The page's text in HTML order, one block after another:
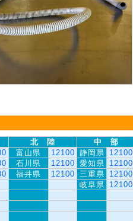
北 陸
中 部
富山県 12100 静岡県
12100
石川県 12100 愛知県
12100
福井県 12100 三重県
12100
岐阜県
12100